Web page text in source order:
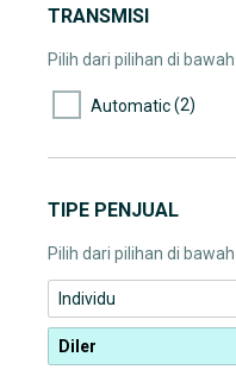
TRANSMISI
Pilih dari pilihan di bawah
Automatic(2)
TIPE PENJUAL
Pilih dari pilihan di bawah
Individu
Diler